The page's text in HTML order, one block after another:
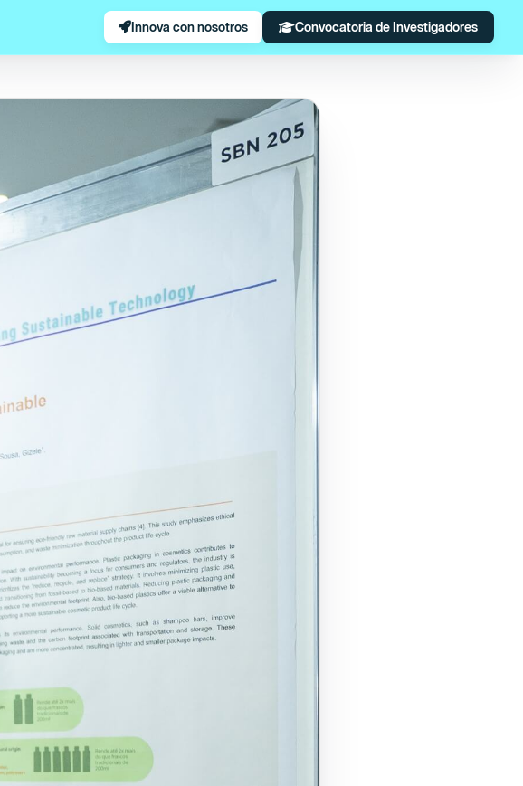
Innova con nosotros Convocatoria de Investigadores